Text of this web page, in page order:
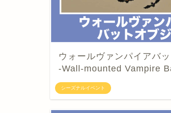
シーズナルイベント
ウォールヴァンパイアバ
-Wall-mounted Vampire